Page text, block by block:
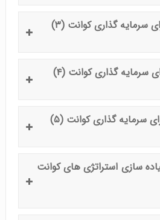
سازی استراتژی های کوانت